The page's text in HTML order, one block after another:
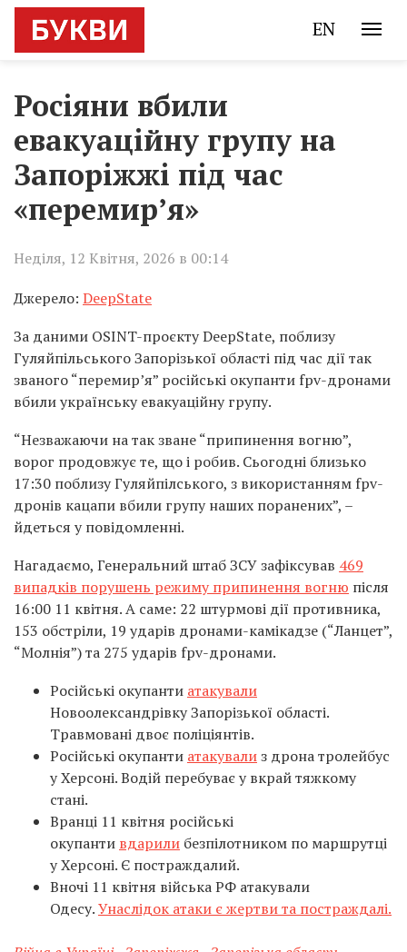
EN
Росіяни вбили
евакуаційну групу на
Запоріжжі під час
«перемир’я»
Неділя, 12 Квітня, 2026 в 00:14
Джерело: DeepState
За даними OSINT-проєкту DeepState, поблизу
Гуляйпільського Запорізької області під час дії так
званого “перемир’я” російські окупанти fpv-дронами
вбили українську евакуаційну групу.
“Незважаючи на так зване “припинення вогню”,
ворог продовжує те, що і робив. Сьогодні близько
17:30 поблизу Гуляйпілського, з використанням fpv-
дронів кацапи вбили групу наших поранених”, –
йдеться у повідомленні.
Нагадаємо, Генеральний штаб ЗСУ зафіксував 469
випадків порушень режиму припинення вогню після
16:00 11 квітня. А саме: 22 штурмові дії противника,
153 обстріли, 19 ударів дронами-камікадзе (“Ланцет”,
“Молнія”) та 275 ударів fpv-дронами.
Російські окупанти атакували
Новоолександрівку Запорізької області.
Травмовані двоє поліціянтів.
Російські окупанти атакувализ дрона тролейбус
у Херсоні. Водій перебуває у вкрай тяжкому
стані.
Вранці 11 квітня російські
окупанти вдарили безпілотником по маршрутці
у Херсоні. Є постраждалий.
Вночі 11 квітня війська РФ атакували
Одесу.Унаслідок атаки є жертви та постраждалі.